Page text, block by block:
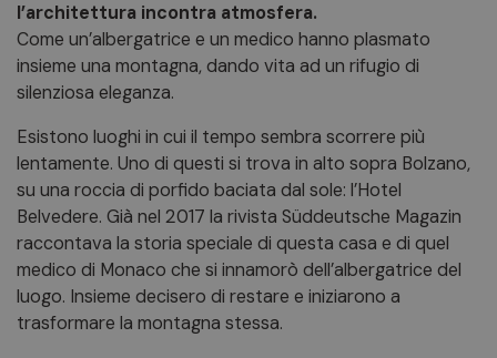
l’architettura incontra atmosfera.
Come un’albergatrice e un medico hanno plasmato
insieme una montagna, dando vita ad un rifugio di
silenziosa eleganza.
Esistono luoghi in cui il tempo sembra scorrere più
lentamente. Uno di questi si trova in alto sopra Bolzano,
su una roccia di porfido baciata dal sole: l’Hotel
Belvedere. Già nel 2017 la rivista Süddeutsche Magazin
raccontava la storia speciale di questa casa e di quel
medico di Monaco che si innamorò dell’albergatrice del
luogo. Insieme decisero di restare e iniziarono a
trasformare la montagna stessa.